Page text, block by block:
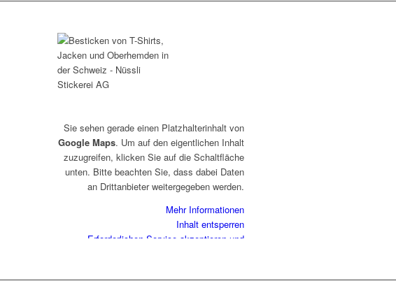
Sie sehen gerade einen Platzhalterinhalt von
Google Maps. Um auf den eigentlichen Inhalt
zuzugreifen, klicken Sie auf die Schaltfläche
unten. Bitte beachten Sie, dass dabei Daten
an Drittanbieter weitergegeben werden.
Mehr Informationen
Inhalt entsperren
Erforderlichen Service akzeptieren und